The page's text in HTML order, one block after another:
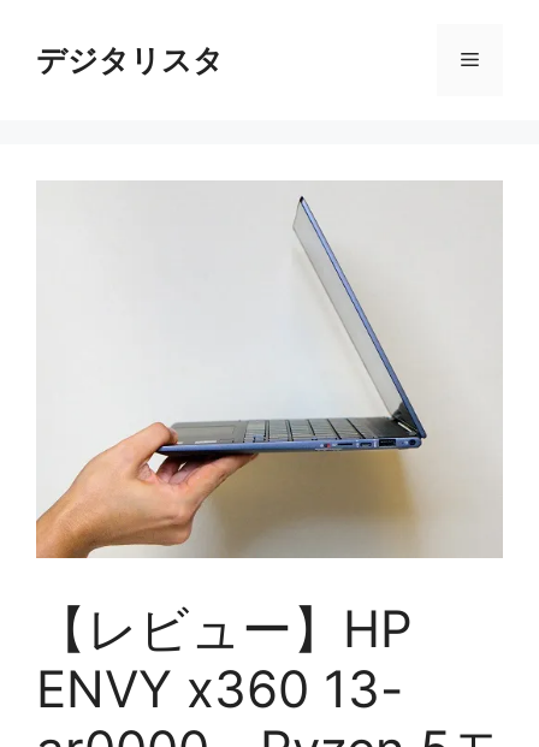
デジタリスタ メ
【レビュー】HP
ENVY x360 13-